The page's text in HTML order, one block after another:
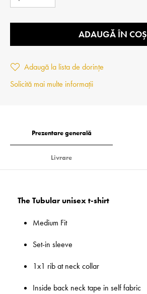
ADAUGĂ ÎN COȘ
Adaugă la lista de dorințe
Solicită mai multe informații
Prezentare generală
Livrare
The Tubular unisex t-shirt
Medium Fit
Set-in sleeve
1x1 rib at neck collar
Inside back neck tape in self fabric